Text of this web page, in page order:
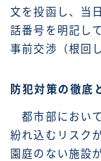
文を投函し、当
話番号を明記し
事前交渉（根回
防犯対策の徹底
都市部におい
紛れ込むリスク
園庭のない施設